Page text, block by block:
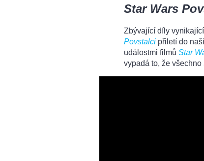
Star Wars
Zbývající díly
Povstalci přiletí do
událostmi filmů Star
vypadá to, že